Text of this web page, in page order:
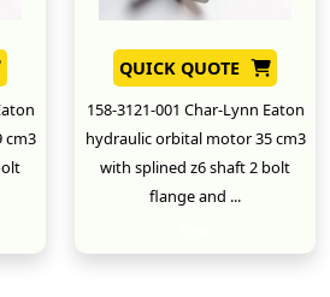
cm3
QUICK QUOTE
158-3121-001 Char-Lynn Eaton
hydraulic orbital motor 35 cm3
with splined z6 shaft 2 bolt
flange and ...